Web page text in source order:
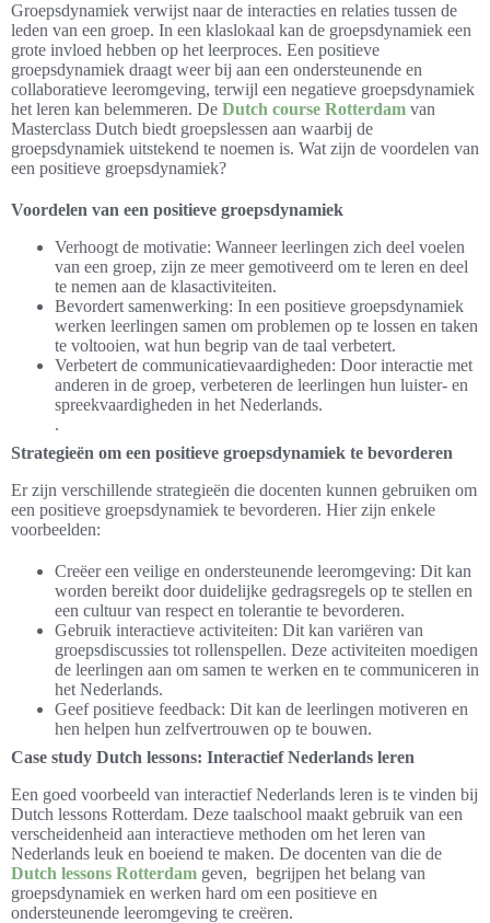
Groepsdynamiek verwijst naar de interacties en relaties tussen de
leden van een groep. In een klaslokaal kan de groepsdynamiek een
grote invloed hebben op het leerproces. Een positieve
groepsdynamiek draagt weer bij aan een ondersteunende en
collaboratieve leeromgeving, terwijl een negatieve groepsdynamiek
het leren kan belemmeren. De Dutch course Rotterdam van
Masterclass Dutch biedt groepslessen aan waarbij de
groepsdynamiek uitstekend te noemen is. Wat zijn de voordelen van
een positieve groepsdynamiek?
Voordelen van een positieve groepsdynamiek
Verhoogt de motivatie: Wanneer leerlingen zich deel voelen
van een groep, zijn ze meer gemotiveerd om te leren en deel
te nemen aan de klasactiviteiten.
Bevordert samenwerking: In een positieve groepsdynamiek
werken leerlingen samen om problemen op te lossen en taken
te voltooien, wat hun begrip van de taal verbetert.
Verbetert de communicatievaardigheden: Door interactie met
anderen in de groep, verbeteren de leerlingen hun luister- en
spreekvaardigheden in het Nederlands.
.
Strategieën om een positieve groepsdynamiek te bevorderen
Er zijn verschillende strategieën die docenten kunnen gebruiken om
een positieve groepsdynamiek te bevorderen. Hier zijn enkele
voorbeelden:
Creëer een veilige en ondersteunende leeromgeving: Dit kan
worden bereikt door duidelijke gedragsregels op te stellen en
een cultuur van respect en tolerantie te bevorderen.
Gebruik interactieve activiteiten: Dit kan variëren van
groepsdiscussies tot rollenspellen. Deze activiteiten moedigen
de leerlingen aan om samen te werken en te communiceren in
het Nederlands.
Geef positieve feedback: Dit kan de leerlingen motiveren en
hen helpen hun zelfvertrouwen op te bouwen.
Case study Dutch lessons: Interactief Nederlands leren
Een goed voorbeeld van interactief Nederlands leren is te vinden bij
Dutch lessons Rotterdam. Deze taalschool maakt gebruik van een
verscheidenheid aan interactieve methoden om het leren van
Nederlands leuk en boeiend te maken. De docenten van die de
Dutch lessons Rotterdam geven, begrijpen het belang van
groepsdynamiek en werken hard om een positieve en
ondersteunende leeromgeving te creëren.